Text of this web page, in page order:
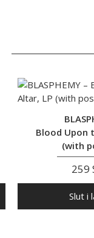
Blood Upon
(with
259
Slut i